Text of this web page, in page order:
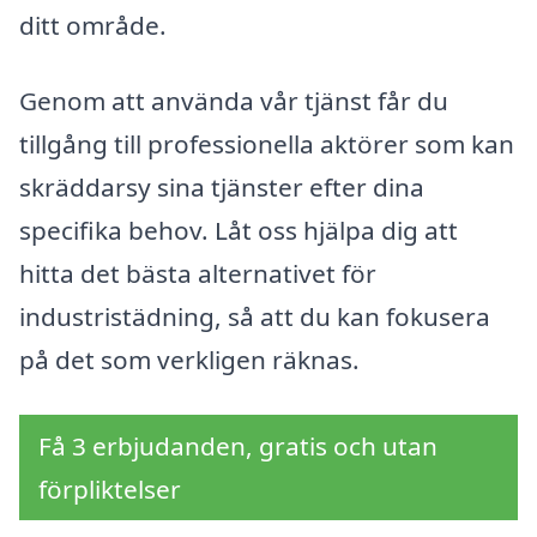
ditt område.
Genom att använda vår tjänst får du
tillgång till professionella aktörer som kan
skräddarsy sina tjänster efter dina
specifika behov. Låt oss hjälpa dig att
hitta det bästa alternativet för
industristädning, så att du kan fokusera
på det som verkligen räknas.
Få 3 erbjudanden, gratis och utan
förpliktelser